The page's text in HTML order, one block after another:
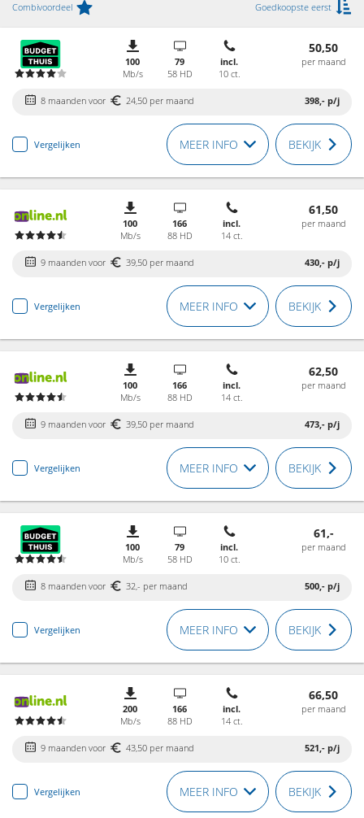
Combivoordeel Goedkoopste eerst
100
Mb/s
79
58 HD
incl.
10 ct.
50,50
per maand
8 maanden voor 24,50 per maand 398,- p/j
Vergelijken MEER INFO BEKIJK
100
Mb/s
166
88 HD
incl.
14 ct.
61,50
per maand
9 maanden voor 39,50 per maand 430,- p/j
Vergelijken MEER INFO BEKIJK
100
Mb/s
166
88 HD
incl.
14 ct.
62,50
per maand
9 maanden voor 39,50 per maand 473,- p/j
Vergelijken MEER INFO BEKIJK
100
Mb/s
79
58 HD
incl.
10 ct.
61,-
per maand
8 maanden voor 32,- per maand 500,- p/j
Vergelijken MEER INFO BEKIJK
200
Mb/s
166
88 HD
incl.
14 ct.
66,50
per maand
9 maanden voor 43,50 per maand 521,- p/j
Vergelijken MEER INFO BEKIJK